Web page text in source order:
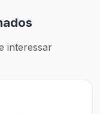
interessar